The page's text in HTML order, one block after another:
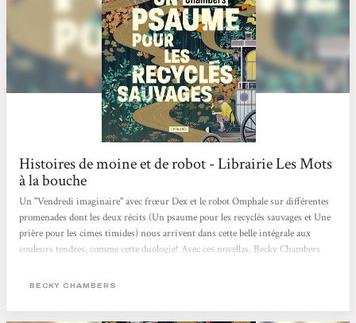
Histoires de moine et de robot - Librairie Les Mots
à la bouche
Un "Vendredi imaginaire" avec frœur Dex et le robot Omphale sur différentes
promenades dont les deux récits (Un psaume pour les recyclés sauvages et Une
prière pour les cimes timides) nous arrivent dans cette belle intégrale aux
couleurs tendres, comme cette duologie! Avec ces novellas, Becky Chambers
mélancoliques, notre lien au vivant (synthétique ou organique) et ce dont nous
Surgers, ces "Histoires de moine et de robot" sont publiés aux éditions
BECKY CHAMBERS